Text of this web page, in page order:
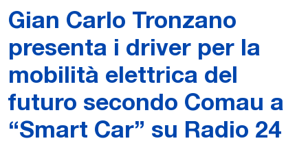
Gian Carlo Tronzano
presenta i driver per la
mobilità elettrica del
futuro secondo Comau a
“Smart Car” su Radio 24